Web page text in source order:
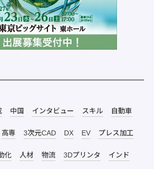
中国 インタビュー スキル 自動車
高専 3次元CAD DX EV プレス加工
化 人材 物流 3Dプリンタ インド